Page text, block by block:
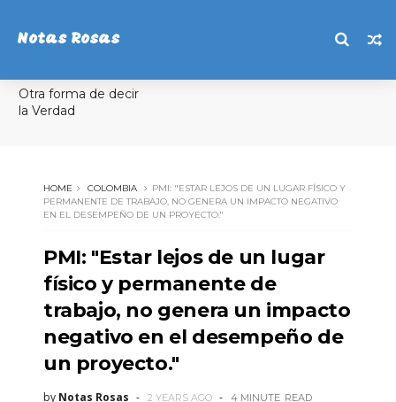
Notas Rosas
Otra forma de decir
la Verdad
HOME COLOMBIA
PMI: "ESTAR LEJOS DE UN LUGAR FÍSICO Y
PERMANENTE DE TRABAJO, NO GENERA UN IMPACTO NEGATIVO
EN EL DESEMPEÑO DE UN PROYECTO."
PMI: "Estar lejos de un lugar
físico y permanente de
trabajo, no genera un impacto
negativo en el desempeño de
un proyecto."
by Notas Rosas 2 YEARS AGO 4 MINUTE READ